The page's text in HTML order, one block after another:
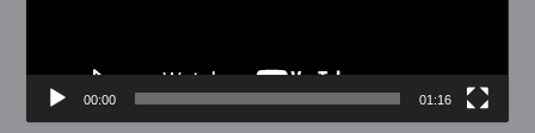
00:00 01:16